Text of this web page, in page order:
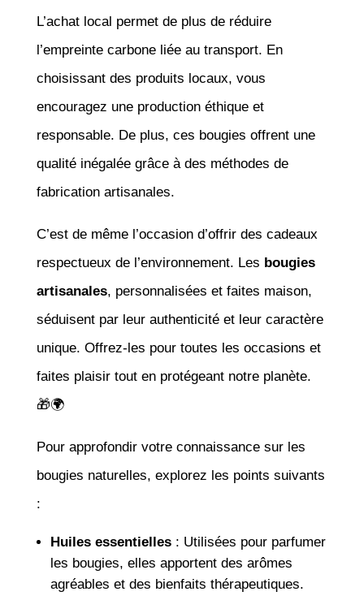
L’achat local permet de plus de réduire
l’empreinte carbone liée au transport. En
choisissant des produits locaux, vous
encouragez une production éthique et
responsable. De plus, ces bougies offrent une
qualité inégalée grâce à des méthodes de
fabrication artisanales.
C’est de même l’occasion d’offrir des cadeaux
respectueux de l’environnement. Les bougies
artisanales, personnalisées et faites maison,
séduisent par leur authenticité et leur caractère
unique. Offrez-les pour toutes les occasions et
faites plaisir tout en protégeant notre planète.
🎁🌍
Pour approfondir votre connaissance sur les
bougies naturelles, explorez les points suivants
:
Huiles essentielles: Utilisées pour parfumer
les bougies, elles apportent des arômes
agréables et des bienfaits thérapeutiques.